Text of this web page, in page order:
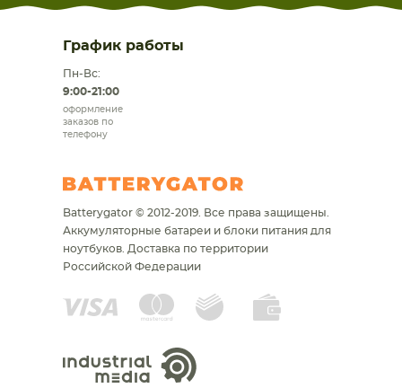
График работы
Пн-Вс:
9:00-21:00
оформление
заказов по
телефону
Batterygator © 2012-2019. Все права защищены.
Аккумуляторные батареи и блоки питания для
ноутбуков. Доставка по территории
Российской Федерации